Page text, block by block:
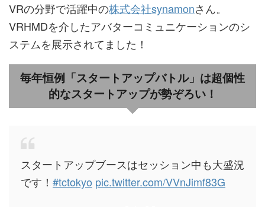
VRの分野で活躍中の株式会社synamonさん。
VRHMDを介したアバターコミュニケーションのシ
ステムを展示されてました！
毎年恒例「スタートアップバトル」は超個性
的なスタートアップが勢ぞろい！
スタートアップブースはセッション中も大盛況
です！ #tctokyo pic.twitter.com/VVnJimf83G